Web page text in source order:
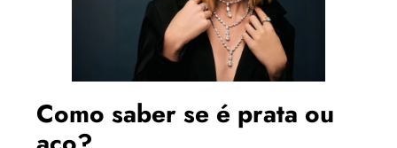
Como saber se é prata ou